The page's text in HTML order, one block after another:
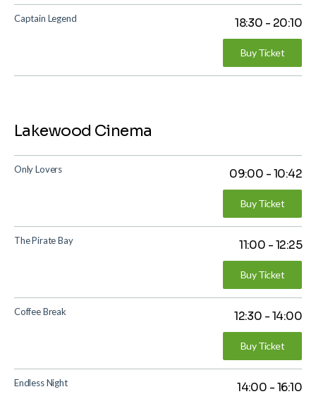
Captain Legend 18:30 - 20:10
Buy Ticket
Lakewood Cinema
Only Lovers 09:00 -10:42
Buy Ticket
The Pirate Bay 11:00 -12:25
Buy Ticket
Coffee Break 12:30 -14:00
Buy Ticket
Endless Night 14:00 -16:10